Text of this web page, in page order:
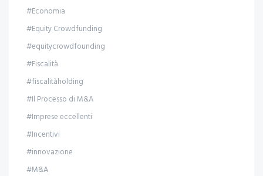
#Economia
#Equity Crowdfunding
#equitycrowdfounding
#Fiscalità
#fiscalitàholding
#Il Processo di M&A
#Imprese eccellenti
#Incentivi
#innovazione
#M&A